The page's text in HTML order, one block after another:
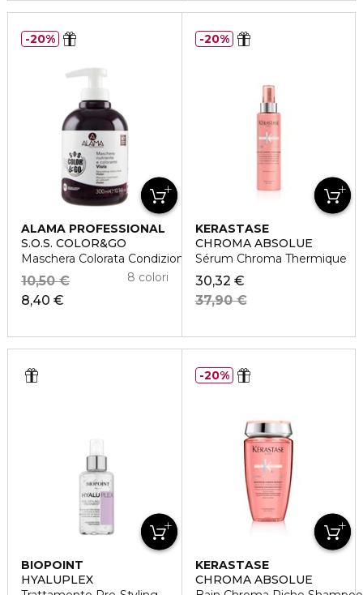
ALAMA PROFESSIONAL
S.O.S. COLOR&GO
Maschera Colorata Condizionante
8,40 €
10,50 € 8 colori
20%
KERASTASE
CHROMA ABSOLUE
Sérum Chroma Thermique
30,32 €
37,90 €
20%
BIOPOINT
HYALUPLEX
KERASTASE
CHROMA ABSOLUE
20%